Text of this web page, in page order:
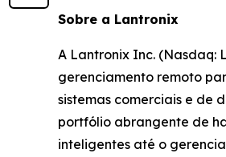
Sobre a Lantronix
A Lantronix Inc. (Nasdaq:
gerenciamento remoto
sistemas comerciais e de
portfólio abrangente de
inteligentes até o